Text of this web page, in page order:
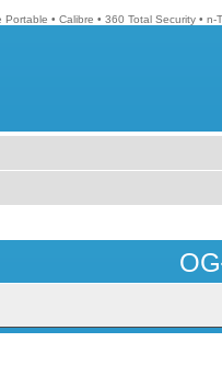
Portable • Calibre • 360 Total Security • n-